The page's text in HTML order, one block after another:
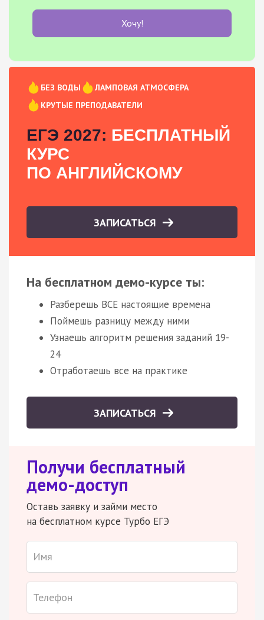
Хочу!
БЕЗ ВОДЫ
ЛАМПОВАЯ АТМОСФЕРА
КРУТЫЕ ПРЕПОДАВАТЕЛИ
ЕГЭ 2027: БЕСПЛАТНЫЙ
КУРС
ПО АНГЛИЙСКОМУ
ЗАПИСАТЬСЯ
На бесплатном демо-курсе ты:
Разберешь ВСЕ настоящие времена
Поймешь разницу между ними
Узнаешь алгоритм решения заданий 19-
24
Отработаешь все на практике
ЗАПИСАТЬСЯ
Получи бесплатный
демо-доступ
Оставь заявку и займи место
на бесплатном курсе Турбо ЕГЭ